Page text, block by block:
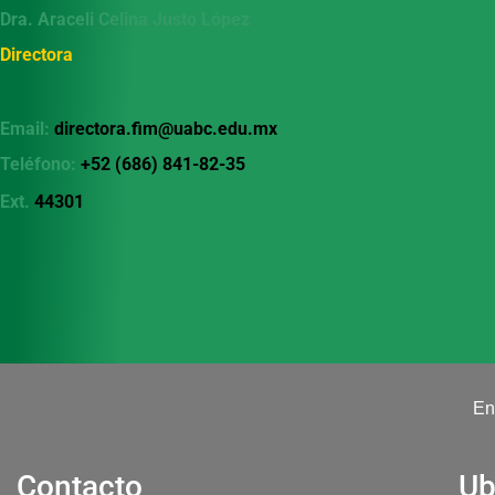
Dra. Araceli Celina Justo López
Directora
Email: directora.fim@uabc.edu.mx
Teléfono: +52 (686) 841-82-35
Ext. 44301
Contacto